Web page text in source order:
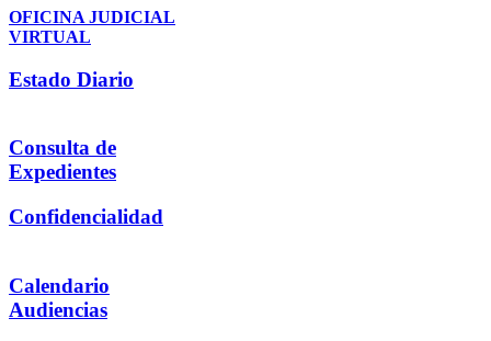
OFICINA JUDICIAL
VIRTUAL
Estado Diario
Consulta de
Expedientes
Confidencialidad
Calendario
Audiencias